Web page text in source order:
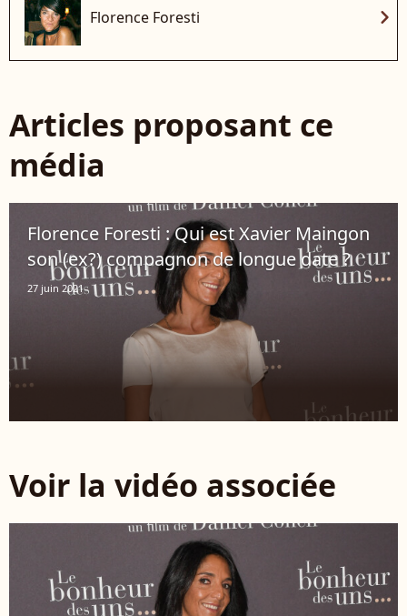
Florence Foresti chevron_right
Articles proposant ce
média
Florence Foresti : Qui est Xavier Maingon
son (ex?) compagnon de longue date ?
27 juin 2021
Voir la vidéo associée